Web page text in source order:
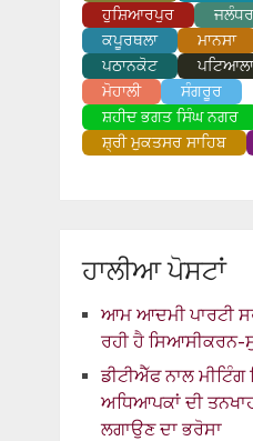
ਹੁਸ਼ਿਆਰਪੁਰ
ਜਲੰਧਰ
ਕਪੂਰਥਲਾ
ਮਾਨਸਾ
ਪਠਾਨਕੋਟ
ਪਟਿਆਲਾ
ਮੋਹਾਲੀ
ਸੰਗਰੂਰ
ਸ਼ਹੀਦ ਭਗਤ ਸਿੰਘ ਨਗਰ
ਸ਼੍ਰੀ ਮੁਕਤਸਰ ਸਾਹਿਬ
ਹਾਲੀਆ ਪੋਸਟਾਂ
ਆਮ ਆਦਮੀ ਪਾਰਟੀ
ਰਹੀ ਹੈ ਸਿਆਸੀਕਰਨ-
ਡੀਟੀਐੱਫ ਨਾਲ
ਅਧਿਆਪਕਾਂ ਦੀ
ਲਗਾਉਣ ਦਾ ਭਰੋਸਾ